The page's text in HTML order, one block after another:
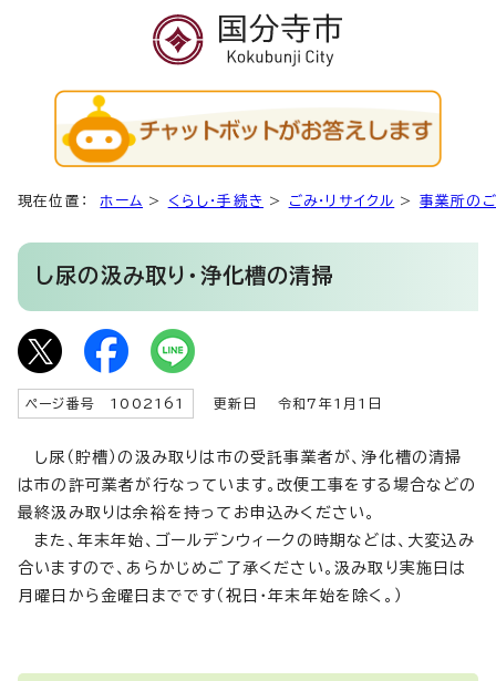
現在位置： ホーム > くらし・手続き > ごみ・リサイクル > 事業所の
し尿の汲み取り・浄化槽の清掃
ページ番号 1002161 更新日 令和7年1月1日
し尿（貯槽）の汲み取りは市の受託事業者が、浄化槽の清掃
は市の許可業者が行なっています。改便工事をする場合などの
最終汲み取りは余裕を持ってお申込みください。
また、年末年始、ゴールデンウィークの時期などは、大変込み
合いますので、あらかじめご了承ください。汲み取り実施日は
月曜日から金曜日までです（祝日・年末年始を除く。）